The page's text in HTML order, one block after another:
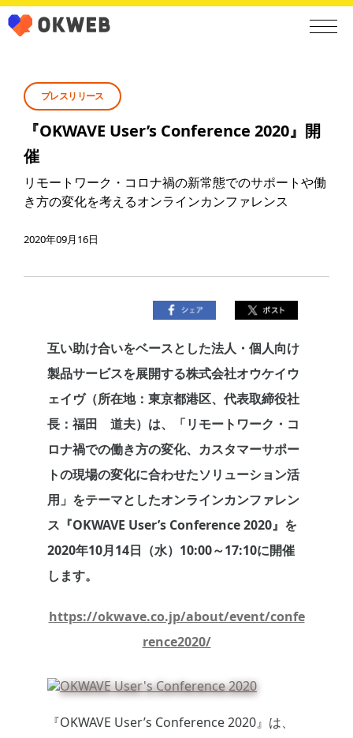
プレスリリース
『OKWAVE User’s Conference 2020』開
催
リモートワーク・コロナ禍の新常態でのサポートや働
き方の変化を考えるオンラインカンファレンス
2020年09月16日
互い助け合いをベースとした法人・個人向け
製品サービスを展開する株式会社オウケイウ
ェイヴ（所在地：東京都港区、代表取締役社
長：福田 道夫）は、「リモートワーク・コ
ロナ禍での働き方の変化、カスタマーサポー
トの現場の変化に合わせたソリューション活
用」をテーマとしたオンラインカンファレン
ス『OKWAVE User’s Conference 2020』を
2020年10月14日（水）10:00～17:10に開催
します。
https://okwave.co.jp/about/event/confe
rence2020/
『OKWAVE User’s Conference 2020』は、